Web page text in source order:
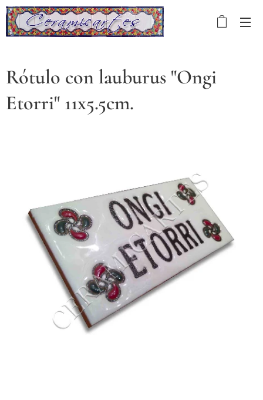
Rótulo con lauburus "Ongi
Etorri" 11x5.5cm.